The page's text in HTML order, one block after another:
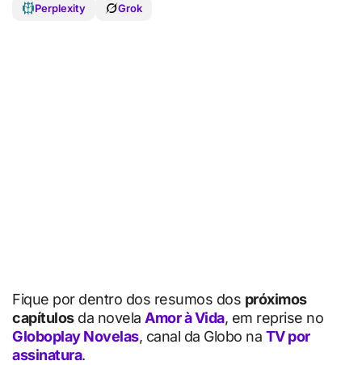
Perplexity
Grok
Fique por dentro dos resumos dos próximos
capítulosda novela Amor à Vida, em reprise no
Globoplay Novelas, canal da Globo na TV por
assinatura.